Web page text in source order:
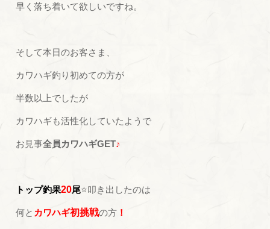
早く落ち着いて欲しいですね。
そして本日のお客さま、
カワハギ釣り初めての方が
半数以上でしたが
カワハギも活性化していたようで
お見事全員カワハギGET♪
トップ釣果20尾⭐叩き出したのは
何と カワハギ初挑戦の方 ！